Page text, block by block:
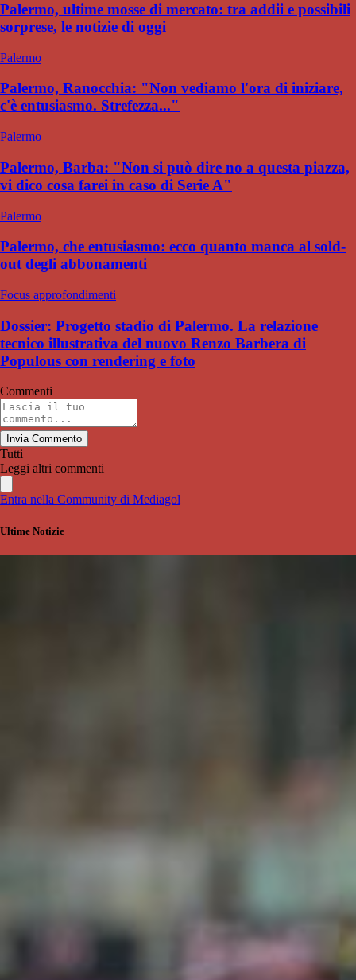
Palermo, ultime mosse di mercato: tra addii e possibili
sorprese, le notizie di oggi
Palermo
Palermo, Ranocchia: "Non vediamo l'ora di iniziare,
c'è entusiasmo. Strefezza..."
Palermo
Palermo, Barba: "Non si può dire no a questa piazza,
vi dico cosa farei in caso di Serie A"
Palermo
Palermo, che entusiasmo: ecco quanto manca al sold-
out degli abbonamenti
Focus approfondimenti
Dossier: Progetto stadio di Palermo. La relazione
tecnico illustrativa del nuovo Renzo Barbera di
Populous con rendering e foto
Commenti
Invia Commento
Tutti
Leggi altri commenti
Entra nella Community di Mediagol
Ultime Notizie